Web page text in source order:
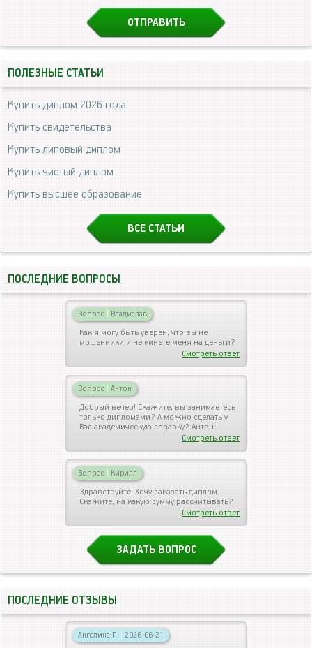
ПОЛЕЗНЫЕ СТАТЬИ
Купить диплом 2026 года
Купить свидетельства
Купить липовый диплом
Купить чистый диплом
Купить высшее образование
ВСЕ СТАТЬИ
ПОСЛЕДНИЕ ВОПРОСЫ
Вопрос | Владислав
Как я могу быть уверен, что вы не
мошенники и не кинете меня на деньги?
Смотреть ответ
Вопрос | Антон
Добрый вечер! Скажите, вы занимаетесь
только дипломами? А можно сделать у
Вас академическую справку? Антон
Смотреть ответ
Вопрос | Кирилл
Здравствуйте! Хочу заказать диплом.
Скажите, на какую сумму рассчитывать?
Смотреть ответ
ЗАДАТЬ ВОПРОС
ПОСЛЕДНИЕ ОТЗЫВЫ
Ангелина П. | 2026-06-21